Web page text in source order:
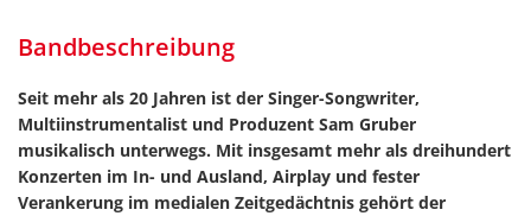
Bandbeschreibung
Seit mehr als 20 Jahren ist der Singer-Songwriter,
Multiinstrumentalist und Produzent Sam Gruber
musikalisch unterwegs. Mit insgesamt mehr als dreihundert
Konzerten im In- und Ausland, Airplay und fester
Verankerung im medialen Zeitgedächtnis gehört der